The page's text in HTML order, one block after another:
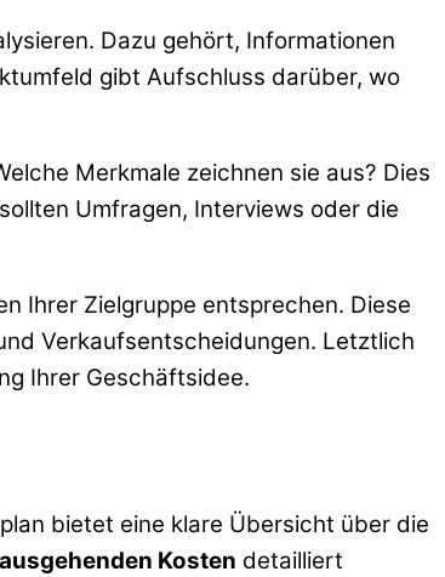
Dazu gehört, Informationen
gibt Aufschluss darüber, wo
Merkmale zeichnen sie aus? Dies
Umfragen, Interviews oder die
Ihrer Zielgruppe entsprechen. Diese
Verkaufsentscheidungen. Letztlich
Ihrer Geschäftsidee.
bietet eine klare Übersicht über die
ausgehenden Kosten detailliert